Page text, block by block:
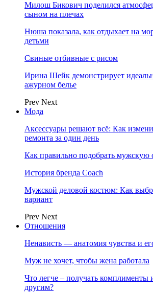
Милош Бикович поделился
сыном на плечах
Нюша показала, как отдыхает на
детьми
Свиные отбивные с рисом
Ирина Шейк демонстрирует
ажурном белье
Prev Next
Мода
Аксессуары решают всё: Как
ремонта за один день
Как правильно подобрать мужскую
История бренда Coach
Мужской деловой костюм: Как
вариант
Prev Next
Отношения
Ненависть — анатомия чувства и
Муж не хочет, чтобы жена работала
Что легче – получать комплименты
другим?